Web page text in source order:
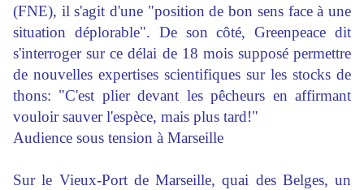
(FNE), il s'agit d'une "position de bon sens face à une
situation déplorable". De son côté, Greenpeace dit
s'interroger sur ce délai de 18 mois supposé permettre
de nouvelles expertises scientifiques sur les stocks de
thons: "C'est plier devant les pêcheurs en affirmant
vouloir sauver l'espèce, mais plus tard!"
Audience sous tension à Marseille
Sur le Vieux-Port de Marseille, quai des Belges, un